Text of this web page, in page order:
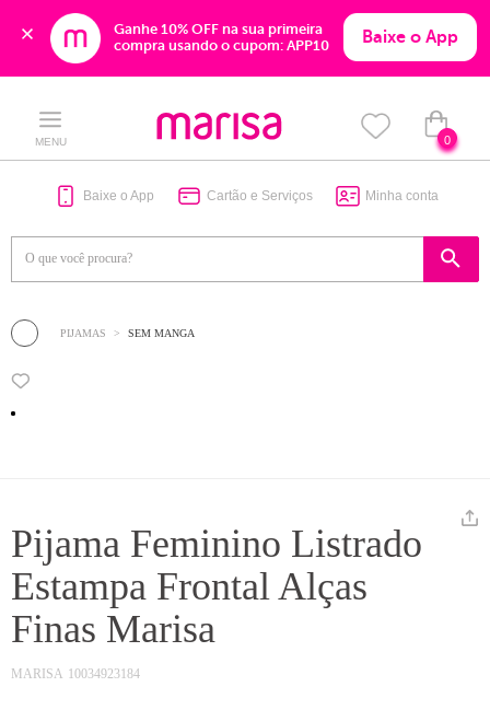
Ganhe 10% OFF na sua primeira
compra usando o cupom: APP10
Baixe o App
content
navigation
MENU 0
Baixe o App Cartão e Serviços Minha conta
PIJAMAS SEM MANGA
Pijama Feminino Listrado
Estampa Frontal Alças
Finas Marisa
MARISA 10034923184